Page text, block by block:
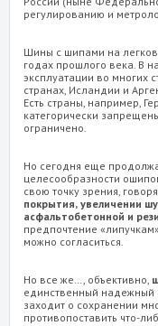
регулированию и
Шины с шипами на
годах прошлого века. В
эксплуатации во многих
странах, Исландии и
Есть страны, например,
категорически
ограничено.
Но сегодня еще
целесообразности
свою точку зрения,
покрытия, увеличении
асфальтобетонной и
предпочтение
можно согласиться.
Но все же…, объективно,
единственный надежный
заходит о сохранении
противопоставить что-